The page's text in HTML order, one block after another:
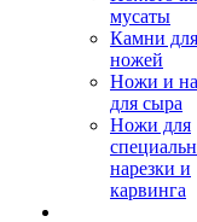
мусаты
Камни
ножей
Ножи и
для сыра
Ножи для
нарезки и
карвинга